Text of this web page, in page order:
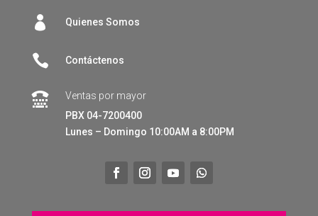
 Quienes Somos
 Contáctenos

Ventas por mayor
PBX 04-7200400
Lunes – Domingo 10:00AM a 8:00PM